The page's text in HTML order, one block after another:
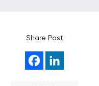
Share Post